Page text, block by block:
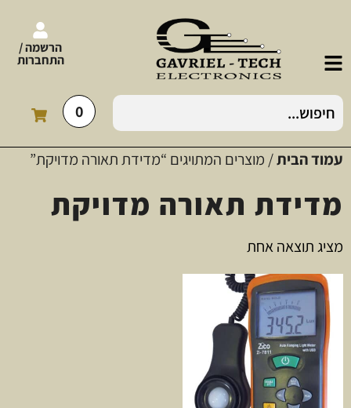
הרשמה /
התחברות
0
עמוד הבית/ מוצרים המתויגים “מדידת תאורה מדויקת”
מדידת תאורה מדויקת
מציג תוצאה אחת